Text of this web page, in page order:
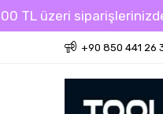
üzeri siparişlerinizde
+90 850 441 26